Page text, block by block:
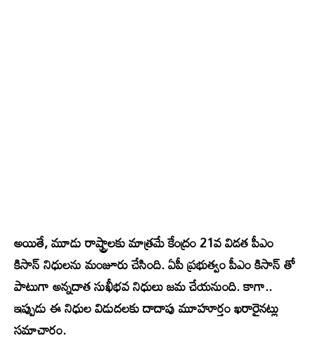
అయితే, మూడు రాష్ట్రాలకు మాత్రమే కేంద్రం 21వ విడత పీఎం
కిసాన్ నిధులను మంజూరు చేసింది. ఏపీ ప్రభుత్వం పీఎం కిసాన్ తో
పాటుగా అన్నదాత సుఖీభవ నిధులు జమ చేయనుంది. కాగా..
ఇప్పుడు ఈ నిధుల విడుదలకు దాదాపు మూహూర్తం ఖరారైనట్లు
సమాచారం.